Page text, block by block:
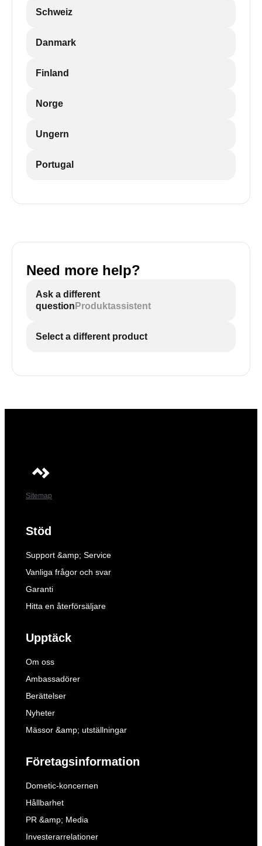
Schweiz
Danmark
Finland
Norge
Ungern
Portugal
Need more help?
Ask a different
question Produktassistent
Select a different product
Sitemap
Stöd
Support &amp; Service
Vanliga frågor och svar
Garanti
Hitta en återförsäljare
Upptäck
Om oss
Ambassadörer
Berättelser
Nyheter
Mässor &amp; utställningar
Företagsinformation
Dometic-koncernen
Hållbarhet
PR &amp; Media
Investerarrelationer